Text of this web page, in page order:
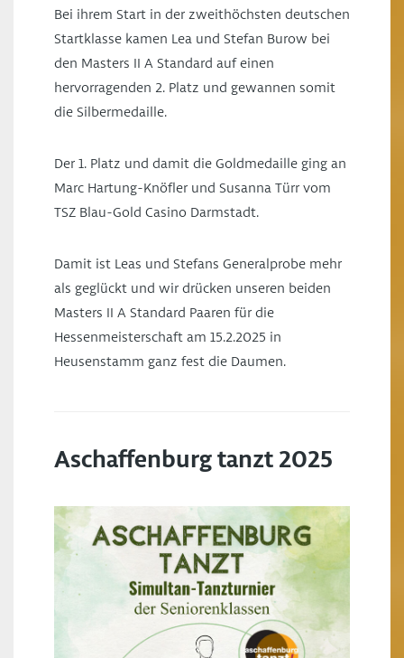
Bei ihrem Start in der zweithöchsten deutschen
Startklasse kamen Lea und Stefan Burow bei
den Masters II A Standard auf einen
hervorragenden 2. Platz und gewannen somit
die Silbermedaille.
Der 1. Platz und damit die Goldmedaille ging an
Marc Hartung-Knöfler und Susanna Türr vom
TSZ Blau-Gold Casino Darmstadt.
Damit ist Leas und Stefans Generalprobe mehr
als geglückt und wir drücken unseren beiden
Masters II A Standard Paaren für die
Hessenmeisterschaft am 15.2.2025 in
Heusenstamm ganz fest die Daumen.
Aschaffenburg tanzt 2025